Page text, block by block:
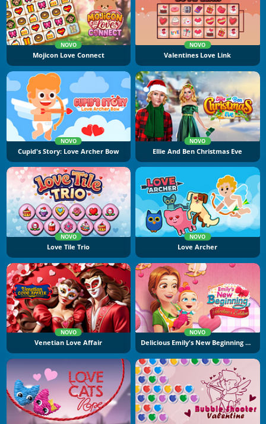
NOVO
Mojicon Love Connect
NOVO
Valentines Love Link
NOVO
Cupid's Story: Love Archer Bow
NOVO
Ellie And Ben Christmas Eve
NOVO
Love Tile Trio
NOVO
Love Archer
NOVO
Venetian Love Affair
NOVO
Delicious Emily's New Beginning Valentine's Edition